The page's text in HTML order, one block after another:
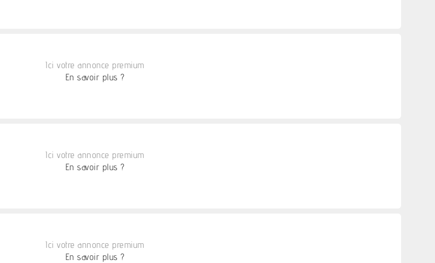
Ici votre annonce premium
En savoir plus ?
Ici votre annonce premium
En savoir plus ?
Ici votre annonce premium
En savoir plus ?